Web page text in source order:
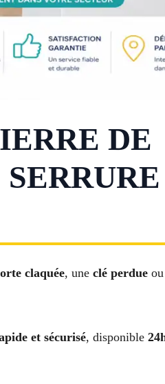
DE
claquée, une clé perdue
et sécurisé, disponible